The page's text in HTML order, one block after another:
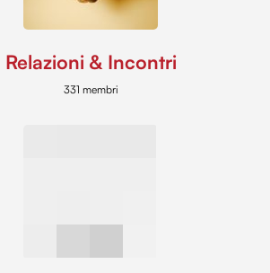
Relazioni & Incontri
331 membri